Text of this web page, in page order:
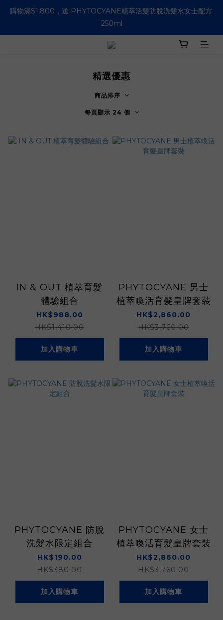
購物滿HK$500即免運費 (香港適用）
購物滿$1,800，送 PHYTOCYANE植萃活髮防脫洗髮水女士配方
250ml
精選優惠
商品排序
每頁顯示 24 個
IN & OUT 植萃育髮
體驗組合
HK$988.00
HK$1,410.00
加入購物車
PHYTOCYANE 男士
植萃喚活育髮皇牌套裝
HK$2,860.00
HK$3,760.00
加入購物車
PHYTOCYANE 防脫
洗髮水限定組合
HK$190.00
HK$380.00
加入購物車
PHYTOCYANE 女士
植萃喚活育髮皇牌套裝
HK$2,860.00
HK$3,760.00
加入購物車